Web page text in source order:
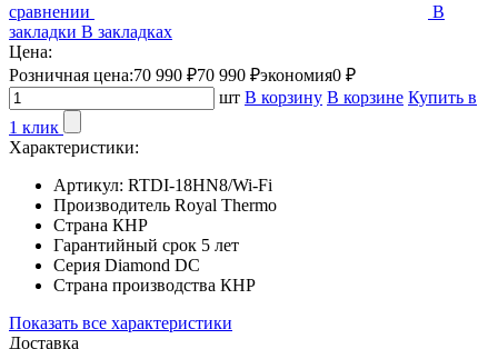
сравнении
В
закладки В закладках
Цена:
Розничная цена:70 990 ₽70 990 ₽экономия0 ₽
шт В корзину В корзине Купить в
1 клик
Характеристики:
Артикул: RTDI-18HN8/Wi-Fi
Производитель Royal Thermo
Страна КНР
Гарантийный срок 5 лет
Серия Diamond DC
Страна производства КНР
Показать все характеристики
Доставка